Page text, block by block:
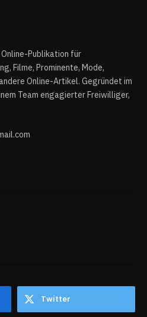
Publikation für
Filme, Prominente, Mode,
Online-Artikel. Gegründet im
Team engagierter Freiwilliger,
Twitter